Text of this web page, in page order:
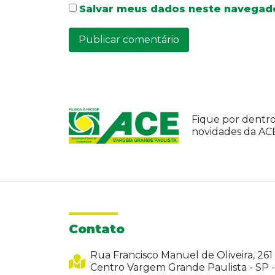
Salvar meus dados neste
Fique por
novidades da
Contato
Rua Francisco Manuel de Oliveira, 261
Centro Vargem Grande Paulista - SP